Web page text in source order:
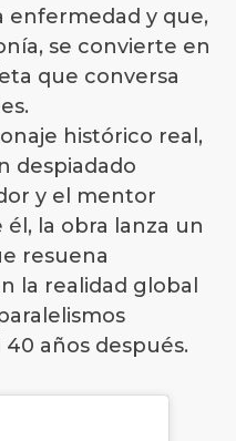
enfermedad y que,
se convierte en
que conversa
histórico real,
despiadado
y el mentor
la obra lanza un
resuena
la realidad global
años después.